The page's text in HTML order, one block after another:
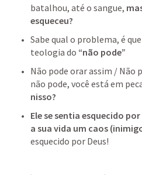
batalhou, até o sangue,
esqueceu?
Sabe qual o problema, é
teologia do “não pode”
Não pode orar assim / Não
não pode, você está em
nisso?
Ele se sentia esquecido por
a sua vida um caos
esquecido por Deus!